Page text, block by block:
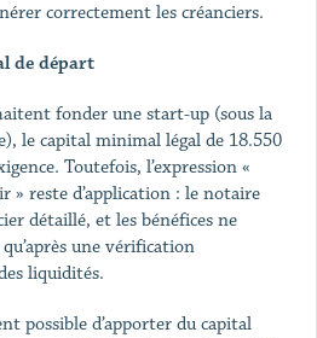
correctement les créanciers.
de départ
fonder une start-up (sous la
le capital minimal légal de 18.550
Toutefois, l’expression «
» reste d’application : le notaire
détaillé, et les bénéfices ne
une vérification
liquidités.
possible d’apporter du capital